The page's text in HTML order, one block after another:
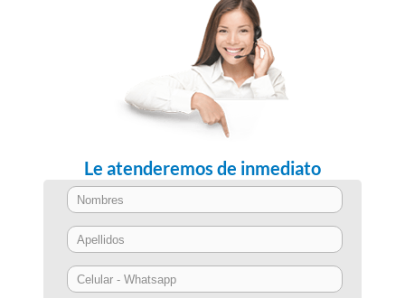
Le atenderemos de inmediato